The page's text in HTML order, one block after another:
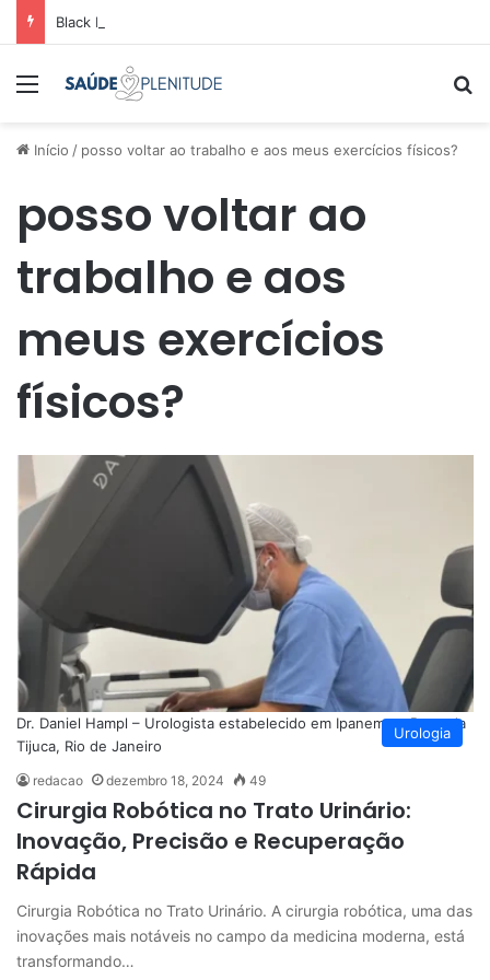
Black Friday: como comparar preços e economizar
Menu
Início / posso voltar ao trabalho e aos meus exercícios físicos?
posso voltar ao
trabalho e aos
meus exercícios
físicos?
Urologia
Dr. Daniel Hampl – Urologista estabelecido em Ipanema e Barra da
Tijuca, Rio de Janeiro
redacao dezembro 18, 2024 49
Cirurgia Robótica no Trato Urinário:
Inovação, Precisão e Recuperação
Rápida
Cirurgia Robótica no Trato Urinário. A cirurgia robótica, uma das
inovações mais notáveis no campo da medicina moderna, está
transformando…